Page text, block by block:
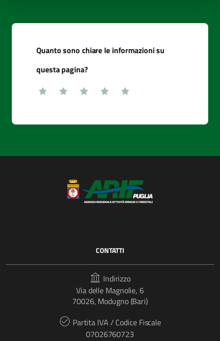
Quanto sono chiare le informazioni su
questa pagina?
CONTATTI
Indirizzo
Via delle Magnolie, 6
70026, Modugno (Bari)
Partita IVA / Codice Fiscale
07026760723